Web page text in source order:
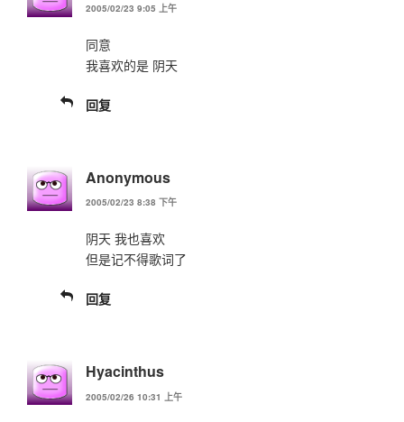
2005/02/23 9:05 上午
同意
我喜欢的是 阴天
回复
Anonymous
2005/02/23 8:38 下午
阴天 我也喜欢
但是记不得歌词了
回复
Hyacinthus
2005/02/26 10:31 上午